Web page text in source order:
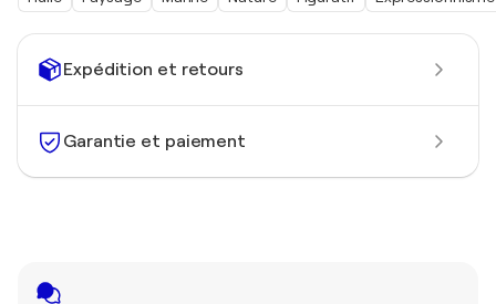
Expédition et retours
Garantie et paiement